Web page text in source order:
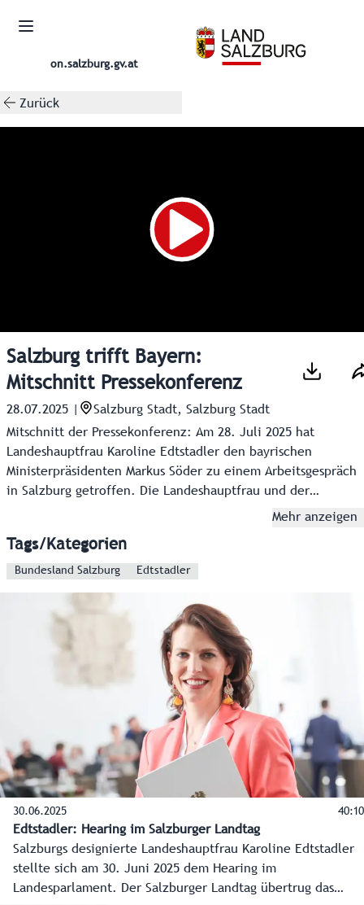
on.salzburg.gv.at
Zurück
Salzburg trifft Bayern:
Mitschnitt Pressekonferenz
28.07.2025
Salzburg Stadt, Salzburg Stadt
Mitschnitt der Pressekonferenz: Am 28. Juli 2025 hat
Landeshauptfrau Karoline Edtstadler den bayrischen
Ministerpräsidenten Markus Söder zu einem Arbeitsgespräch
in Salzburg getroffen. Die Landeshauptfrau und der
Ministerpräsident informierten danach in einem
Themen.
Mehr anzeigen
Tags/Kategorien
Bundesland Salzburg Edtstadler
30.06.2025 40:10
Edtstadler: Hearing im Salzburger Landtag
Salzburgs designierte Landeshauptfrau Karoline Edtstadler
stellte sich am 30. Juni 2025 dem Hearing im
Landesparlament. Der Salzburger Landtag übertrug das